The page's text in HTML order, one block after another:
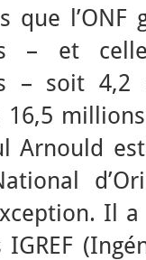
que
– et
– soit 4,2
Arnould
Il
IGREF